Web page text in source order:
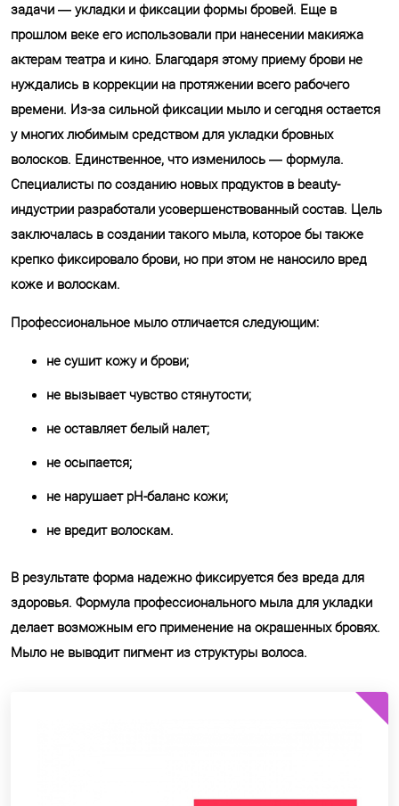
задачи — укладки и фиксации формы бровей. Еще в
прошлом веке его использовали при нанесении макияжа
актерам театра и кино. Благодаря этому приему брови не
нуждались в коррекции на протяжении всего рабочего
времени. Из-за сильной фиксации мыло и сегодня остается
у многих любимым средством для укладки бровных
волосков. Единственное, что изменилось — формула.
Специалисты по созданию новых продуктов в beauty-
индустрии разработали усовершенствованный состав. Цель
заключалась в создании такого мыла, которое бы также
крепко фиксировало брови, но при этом не наносило вред
коже и волоскам.
Профессиональное мыло отличается следующим:
не сушит кожу и брови;
не вызывает чувство стянутости;
не оставляет белый налет;
не осыпается;
не нарушает pH-баланс кожи;
не вредит волоскам.
В результате форма надежно фиксируется без вреда для
здоровья. Формула профессионального мыла для укладки
делает возможным его применение на окрашенных бровях.
Мыло не выводит пигмент из структуры волоса.